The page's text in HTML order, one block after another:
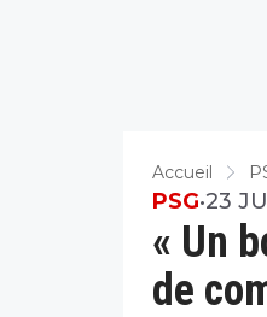
Accueil
« Un
de
PSG•23